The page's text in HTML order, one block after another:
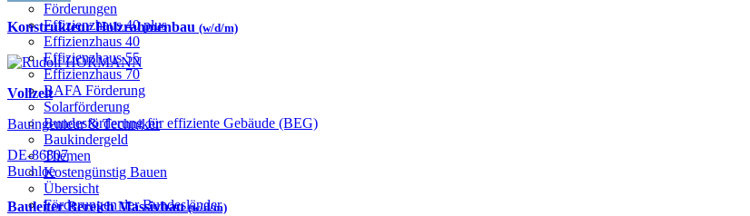
Förderungen
Effizienzhaus 40 plus
Effizienzhaus 40
Effizienzhaus 55
Effizienzhaus 70
BAFA Förderung
Solarförderung
Bundesförderung für effiziente Gebäude (BEG)
Baukindergeld
Themen
Kostengünstig Bauen
Übersicht
Förderungen der Bundesländer
Konstrukteur Holzrahmenbau (w/d/m)
Vollzeit
Bauingenieur & Techniker
DE-86807
Buchloe
Bauleiter Bereich Massivbau(w/d/m)